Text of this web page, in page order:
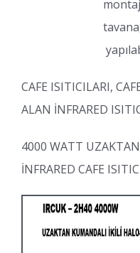
CAFE ISITICILARI,
ALAN İNFRARED
4000 WATT
İNFRARED CAFE